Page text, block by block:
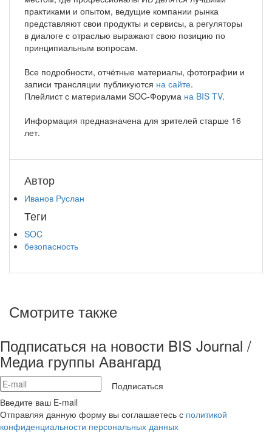
практиками и опытом, ведущие компании рынка
представляют свои продукты и сервисы, а регуляторы
в диалоге с отраслью выражают свою позицию по
принципиальным вопросам.
Все подробности, отчётные материалы, фотографии и
записи трансляции публикуются на сайте.
Плейлист с материалами SOC-Форума на BIS TV.
Информация предназначена для зрителей старше 16
лет.
Автор
Иванов Руслан
Теги
SOC
безопасность
Смотрите также
Подписаться на новости BIS Journal /
Медиа группы Авангард
Подписаться
Введите ваш E-mail
Отправляя данную форму вы соглашаетесь с политикой
конфиденциальности персональных данных